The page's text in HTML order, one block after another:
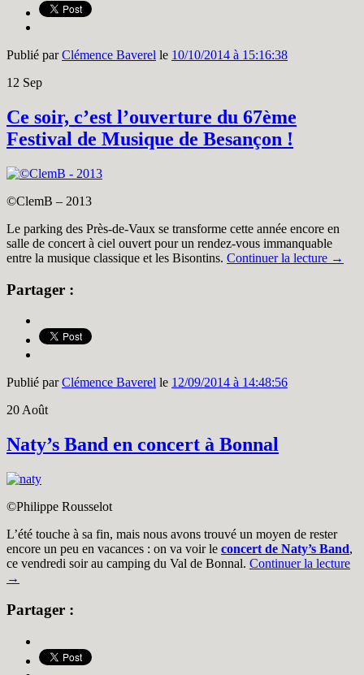
Publié parClémence Baverel le 10/10/2014 à 15:16:38
12 Sep
Ce soir, c’est l’ouverture du 67ème
Festival de Musique de Besançon !
©ClemB – 2013
Le parking des Près-de-Vaux se transforme cette année encore en
salle de concert à ciel ouvert pour un rendez-vous immanquable
entre la musique classique et les Bisontins. Continuer la lecture →
Partager :
Publié parClémence Baverel le 12/09/2014 à 14:48:56
20Août
Naty’s Band en concert à Bonnal
©Philippe Rousselot
L’été touche à sa fin, mais nous avons trouvé un moyen de rester
encore un peu en vacances : on va voir le concert de Naty’s Band,
ce vendredi soir au camping du Val de Bonnal. Continuer la lecture
→
Partager :